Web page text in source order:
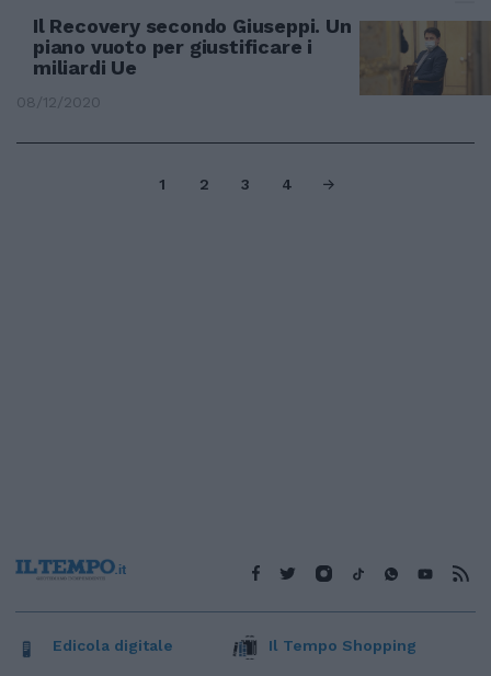
Il Recovery secondo Giuseppi. Un
piano vuoto per giustificare i
miliardi Ue
08/12/2020
1 2 3 4
Edicola digitale Il Tempo Shopping